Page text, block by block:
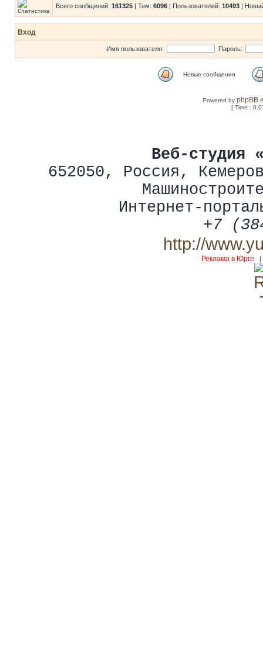
Всего сообщений: 161325 | Тем: 6096 | Пользователей: 10493 |
Вход
Имя пользователя: Пароль:
Новые сообщения
Powered byphpBB
[ Time :
Веб-студия
652050, Россия ,
Интернет-
+7
http://
Реклама в Юрге